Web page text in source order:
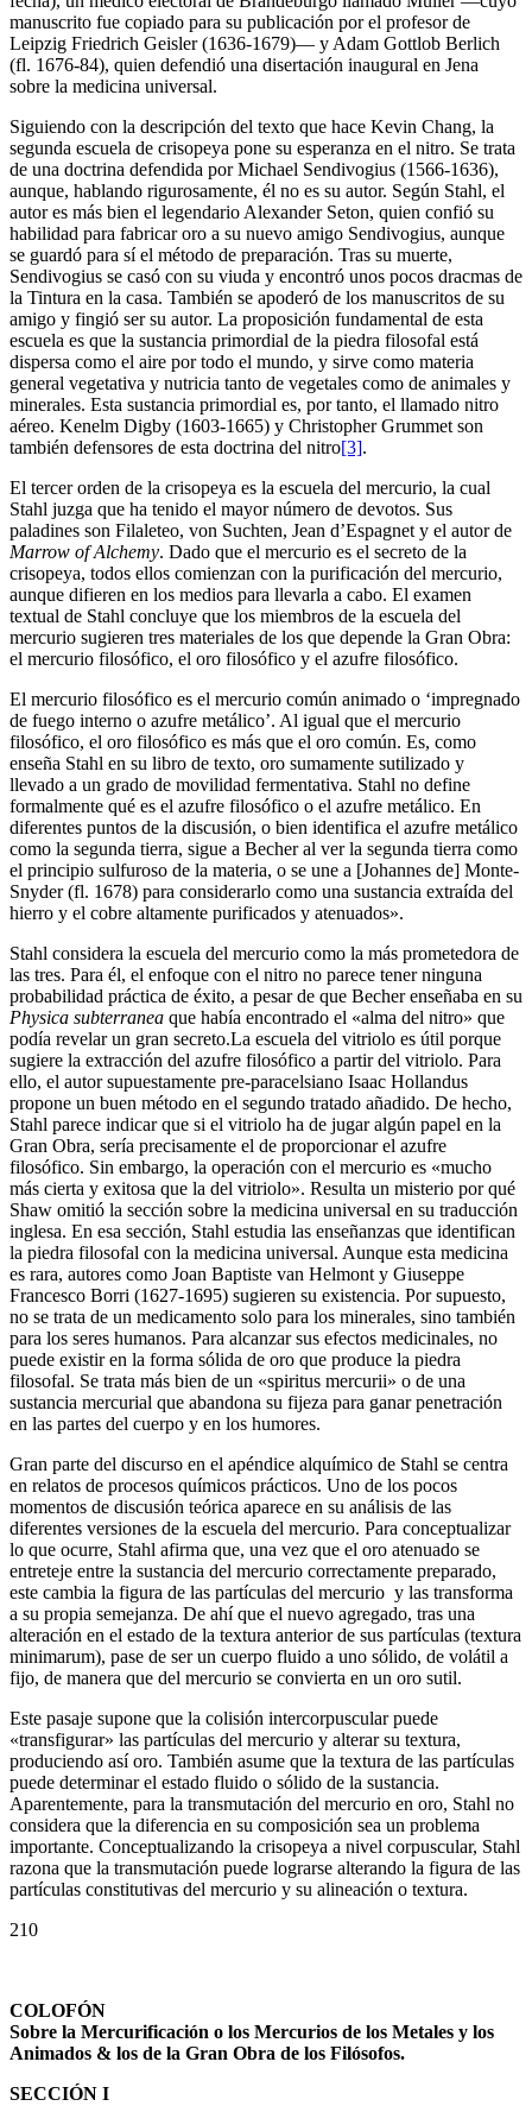
manuscrito fue copiado para su publicación por el profesor de
Leipzig Friedrich Geisler (1636-1679)— y Adam Gottlob Berlich
(fl. 1676-84), quien defendió una disertación inaugural en Jena
sobre la medicina universal.
Siguiendo con la descripción del texto que hace Kevin Chang, la
segunda escuela de crisopeya pone su esperanza en el nitro. Se trata
de una doctrina defendida por Michael Sendivogius (1566-1636),
aunque, hablando rigurosamente, él no es su autor. Según Stahl, el
autor es más bien el legendario Alexander Seton, quien confió su
habilidad para fabricar oro a su nuevo amigo Sendivogius, aunque
se guardó para sí el método de preparación. Tras su muerte,
Sendivogius se casó con su viuda y encontró unos pocos dracmas de
la Tintura en la casa. También se apoderó de los manuscritos de su
amigo y fingió ser su autor. La proposición fundamental de esta
escuela es que la sustancia primordial de la piedra filosofal está
dispersa como el aire por todo el mundo, y sirve como materia
general vegetativa y nutricia tanto de vegetales como de animales y
minerales. Esta sustancia primordial es, por tanto, el llamado nitro
aéreo. Kenelm Digby (1603-1665) y Christopher Grummet son
también defensores de esta doctrina del nitro[3].
El tercer orden de la crisopeya es la escuela del mercurio, la cual
Stahl juzga que ha tenido el mayor número de devotos. Sus
paladines son Filaleteo, von Suchten, Jean d’Espagnet y el autor de
Marrow of Alchemy. Dado que el mercurio es el secreto de la
crisopeya, todos ellos comienzan con la purificación del mercurio,
aunque difieren en los medios para llevarla a cabo. El examen
textual de Stahl concluye que los miembros de la escuela del
mercurio sugieren tres materiales de los que depende la Gran Obra:
el mercurio filosófico, el oro filosófico y el azufre filosófico.
El mercurio filosófico es el mercurio común animado o ‘impregnado
de fuego interno o azufre metálico’. Al igual que el mercurio
filosófico, el oro filosófico es más que el oro común. Es, como
enseña Stahl en su libro de texto, oro sumamente sutilizado y
llevado a un grado de movilidad fermentativa. Stahl no define
formalmente qué es el azufre filosófico o el azufre metálico. En
diferentes puntos de la discusión, o bien identifica el azufre metálico
como la segunda tierra, sigue a Becher al ver la segunda tierra como
el principio sulfuroso de la materia, o se une a [Johannes de] Monte-
Snyder (fl. 1678) para considerarlo como una sustancia extraída del
hierro y el cobre altamente purificados y atenuados».
Stahl considera la escuela del mercurio como la más prometedora de
las tres. Para él, el enfoque con el nitro no parece tener ninguna
probabilidad práctica de éxito, a pesar de que Becher enseñaba en su
Physica subterranea que había encontrado el «alma del nitro» que
podía revelar un gran secreto.La escuela del vitriolo es útil porque
sugiere la extracción del azufre filosófico a partir del vitriolo. Para
ello, el autor supuestamente pre-paracelsiano Isaac Hollandus
propone un buen método en el segundo tratado añadido. De hecho,
Stahl parece indicar que si el vitriolo ha de jugar algún papel en la
Gran Obra, sería precisamente el de proporcionar el azufre
filosófico. Sin embargo, la operación con el mercurio es «mucho
más cierta y exitosa que la del vitriolo». Resulta un misterio por qué
Shaw omitió la sección sobre la medicina universal en su traducción
inglesa. En esa sección, Stahl estudia las enseñanzas que identifican
la piedra filosofal con la medicina universal. Aunque esta medicina
es rara, autores como Joan Baptiste van Helmont y Giuseppe
Francesco Borri (1627-1695) sugieren su existencia. Por supuesto,
no se trata de un medicamento solo para los minerales, sino también
para los seres humanos. Para alcanzar sus efectos medicinales, no
puede existir en la forma sólida de oro que produce la piedra
filosofal. Se trata más bien de un «spiritus mercurii» o de una
sustancia mercurial que abandona su fijeza para ganar penetración
en las partes del cuerpo y en los humores.
Gran parte del discurso en el apéndice alquímico de Stahl se centra
en relatos de procesos químicos prácticos. Uno de los pocos
momentos de discusión teórica aparece en su análisis de las
diferentes versiones de la escuela del mercurio. Para conceptualizar
lo que ocurre, Stahl afirma que, una vez que el oro atenuado se
entreteje entre la sustancia del mercurio correctamente preparado,
este cambia la figura de las partículas del mercurio y las transforma
a su propia semejanza. De ahí que el nuevo agregado, tras una
alteración en el estado de la textura anterior de sus partículas (textura
minimarum), pase de ser un cuerpo fluido a uno sólido, de volátil a
fijo, de manera que del mercurio se convierta en un oro sutil.
Este pasaje supone que la colisión intercorpuscular puede
«transfigurar» las partículas del mercurio y alterar su textura,
produciendo así oro. También asume que la textura de las partículas
puede determinar el estado fluido o sólido de la sustancia.
Aparentemente, para la transmutación del mercurio en oro, Stahl no
considera que la diferencia en su composición sea un problema
importante. Conceptualizando la crisopeya a nivel corpuscular, Stahl
razona que la transmutación puede lograrse alterando la figura de las
partículas constitutivas del mercurio y su alineación o textura.
210
COLOFÓN
Sobre la Mercurificación o los Mercurios de los Metales y los
Animados & los de la Gran Obra de los Filósofos.
SECCIÓN I